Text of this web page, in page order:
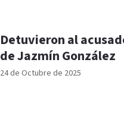
24 de Octubre de 2025
Detuvieron al
de Jazmín González